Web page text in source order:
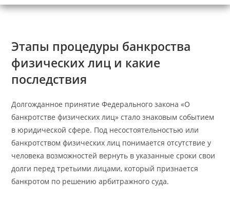
Этапы процедуры банкроства
физических лиц и какие
последствия
Долгожданное принятие Федерального закона «О
банкротстве физических лиц» стало знаковым событием
в юридической сфере. Под несостоятельностью или
банкротством физических лиц понимается отсутствие у
человека возможностей вернуть в указанные сроки свои
долги перед третьими лицами, который признается
банкротом по решению арбитражного суда.